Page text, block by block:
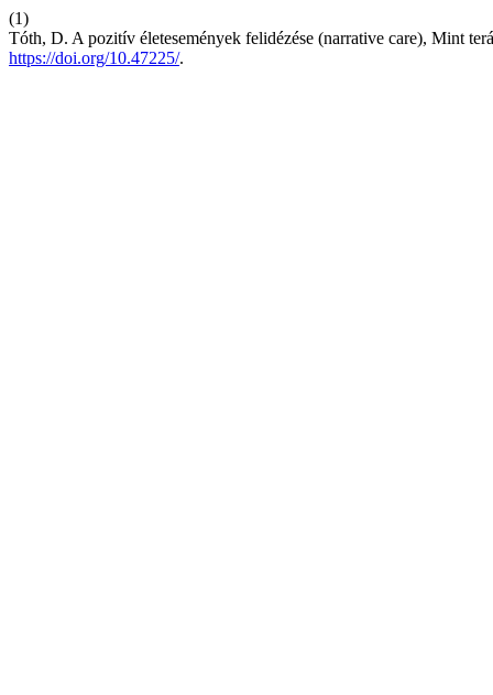
(1)
Tóth, D. A pozitív életesemények felidézése (narrative care), Mint
https://doi.org/10.47225/.